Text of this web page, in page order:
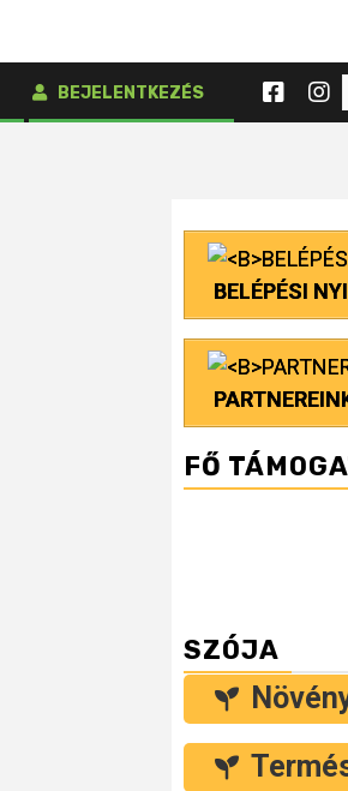
BEJELENTKEZÉS
BELÉPÉSI
FŐ
SZÓJA